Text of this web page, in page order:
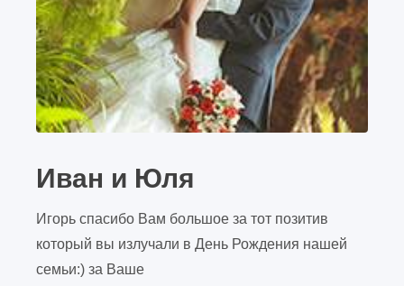
Иван и Юля
Игорь спасибо Вам большое за тот позитив
который вы излучали в День Рождения нашей
семьи:) за Ваше